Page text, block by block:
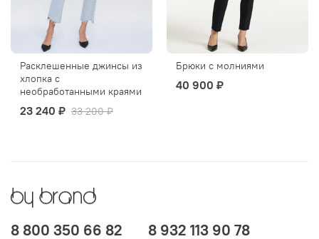
Расклешенные джинсы из
хлопка с
необработанными краями
23 240 ₽ 33 200 ₽
Брюки с молниями
40 900 ₽
8 800 350 66 82 8 932 113 90 78